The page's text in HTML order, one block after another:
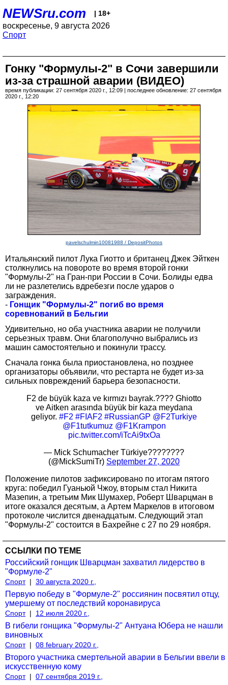
NEWSru.com | 18+
воскресенье, 9 августа 2026
Спорт
Гонку "Формулы-2" в Сочи завершили
из-за страшной аварии (ВИДЕО)
время публикации: 27 сентября 2020 г., 12:09 | последнее обновление: 27 сентября
2020 г., 12:20
pavelschulmin10081988 / DepositPhotos
Итальянский пилот Лука Гиотто и британец Джек Эйткен
столкнулись на повороте во время второй гонки
"Формулы-2" на Гран-при России в Сочи. Болиды едва
ли не разлетелись вдребезги после ударов о
заграждения.
- Гонщик "Формулы-2" погиб во время
соревнований в Бельгии
Удивительно, но оба участника аварии не получили
серьезных травм. Они благополучно выбрались из
машин самостоятельно и покинули трассу.
Сначала гонка была приостановлена, но позднее
организаторы объявили, что рестарта не будет из-за
сильных повреждений барьера безопасности.
F2 de büyük kaza ve kırmızı bayrak.???? Ghiotto
ve Aitken arasında büyük bir kaza meydana
geliyor. #F2 #FIAF2 #RussianGP @F2Turkiye
@F1tutkumuz @F1Krampon
pic.twitter.com/iTcAi9txOa
— Mick Schumacher Türkiye????????
(@MickSumiTr) September 27, 2020
Положение пилотов зафиксировано по итогам пятого
круга: победил Гуаньюй Чжоу, вторым стал Никита
Мазепин, а третьим Мик Шумахер, Роберт Шварцман в
итоге оказался десятым, а Артем Маркелов в итоговом
протоколе числится двенадцатым. Следующий этап
"Формулы-2" состоится в Бахрейне с 27 по 29 ноября.
ССЫЛКИ ПО ТЕМЕ
Российский гонщик Шварцман захватил лидерство в
"Формуле-2"
Спорт | 30 августа 2020 г.,
Первую победу в "Формуле-2" россиянин посвятил отцу,
умершему от последствий коронавируса
Спорт | 12 июля 2020 г.,
В гибели гонщика "Формулы-2" Антуана Юбера не нашли
виновных
Спорт | 08 february 2020 г.,
Второго участника смертельной аварии в Бельгии ввели в
искусственную кому
Спорт | 07 сентября 2019 г.,